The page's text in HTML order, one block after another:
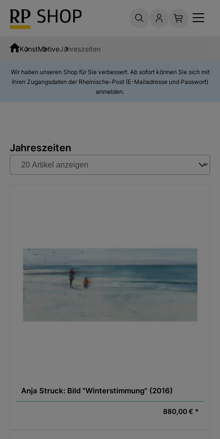
KunstMotiveJahreszeiten
Wir haben unseren Shop für Sie verbessert. Ab sofort können Sie sich mit
ihren Zugangsdaten der Rheinische-Post (E-Mailadresse und Passwort)
anmelden.
Jahreszeiten
Anja Struck: Bild "Winterstimmung" (2016)
880,00 € *